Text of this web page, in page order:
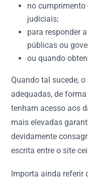
no
judiciais;
para responder
públicas ou
ou quando
Quando tal sucede,
adequadas, de
tenham acesso aos
mais elevadas
devidamente
escrita entre o site
Importa ainda referir